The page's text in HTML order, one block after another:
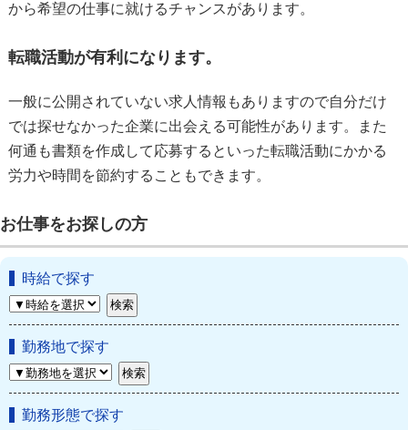
から希望の仕事に就けるチャンスがあります。
転職活動が有利になります。
一般に公開されていない求人情報もありますので自分だけ
では探せなかった企業に出会える可能性があります。また
何通も書類を作成して応募するといった転職活動にかかる
労力や時間を節約することもできます。
お仕事をお探しの方
時給で探す
勤務地で探す
勤務形態で探す